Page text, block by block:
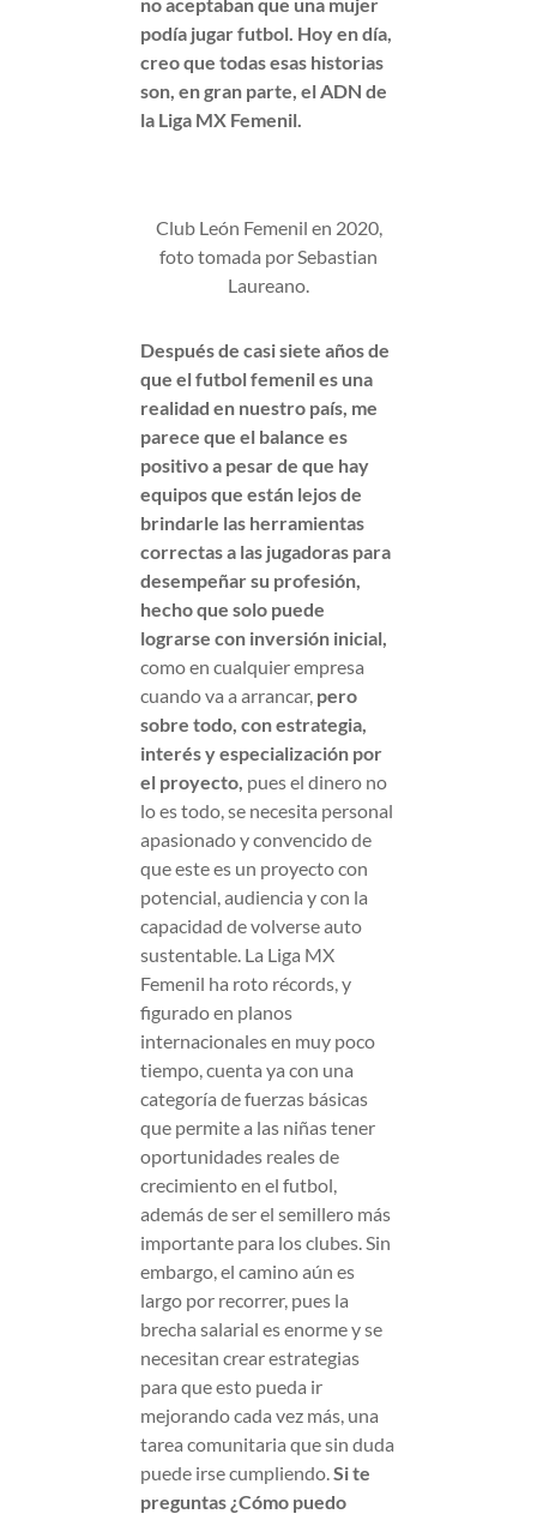
podía jugar futbol. Hoy en día,
creo que todas esas historias
son, en gran parte, el ADN de
la Liga MX Femenil.
Club León Femenil en 2020,
foto tomada por Sebastian
Laureano.
Después de casi siete años de
que el futbol femenil es una
realidad en nuestro país, me
parece que el balance es
positivo a pesar de que hay
equipos que están lejos de
brindarle las herramientas
correctas a las jugadoras para
desempeñar su profesión,
hecho que solo puede
lograrse con inversión inicial,
como en cualquier empresa
cuando va a arrancar, pero
sobre todo, con estrategia,
interés y especialización por
el proyecto, pues el dinero no
lo es todo, se necesita personal
apasionado y convencido de
que este es un proyecto con
potencial, audiencia y con la
capacidad de volverse auto
sustentable. La Liga MX
Femenil ha roto récords, y
figurado en planos
internacionales en muy poco
tiempo, cuenta ya con una
categoría de fuerzas básicas
que permite a las niñas tener
oportunidades reales de
crecimiento en el futbol,
además de ser el semillero más
importante para los clubes. Sin
embargo, el camino aún es
largo por recorrer, pues la
brecha salarial es enorme y se
necesitan crear estrategias
para que esto pueda ir
mejorando cada vez más, una
tarea comunitaria que sin duda
puede irse cumpliendo.Si te
preguntas ¿Cómo puedo